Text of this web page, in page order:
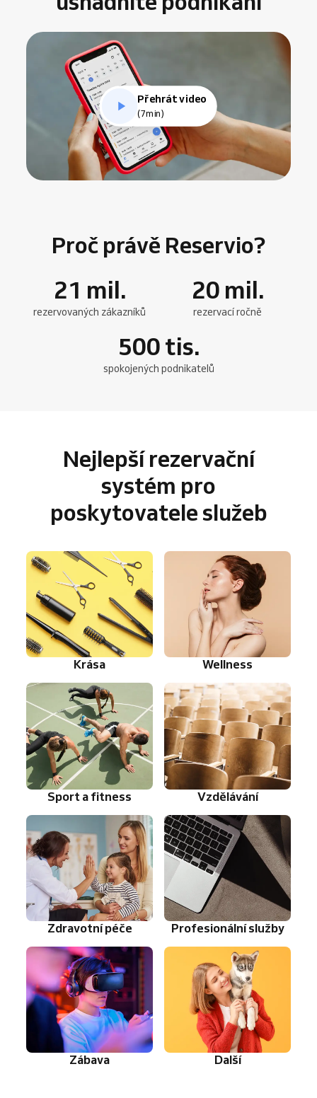
Přehrát video
(7min)
Proč právě Reservio?
21 mil.
rezervovaných zákazníků
20 mil.
rezervací ročně
500tis.
spokojených podnikatelů
Nejlepší rezervační
systém pro
poskytovatele služeb
Krása Wellness
Sport a fitness Vzdělávání
Zdravotní péče Profesionální služby
Zábava Další